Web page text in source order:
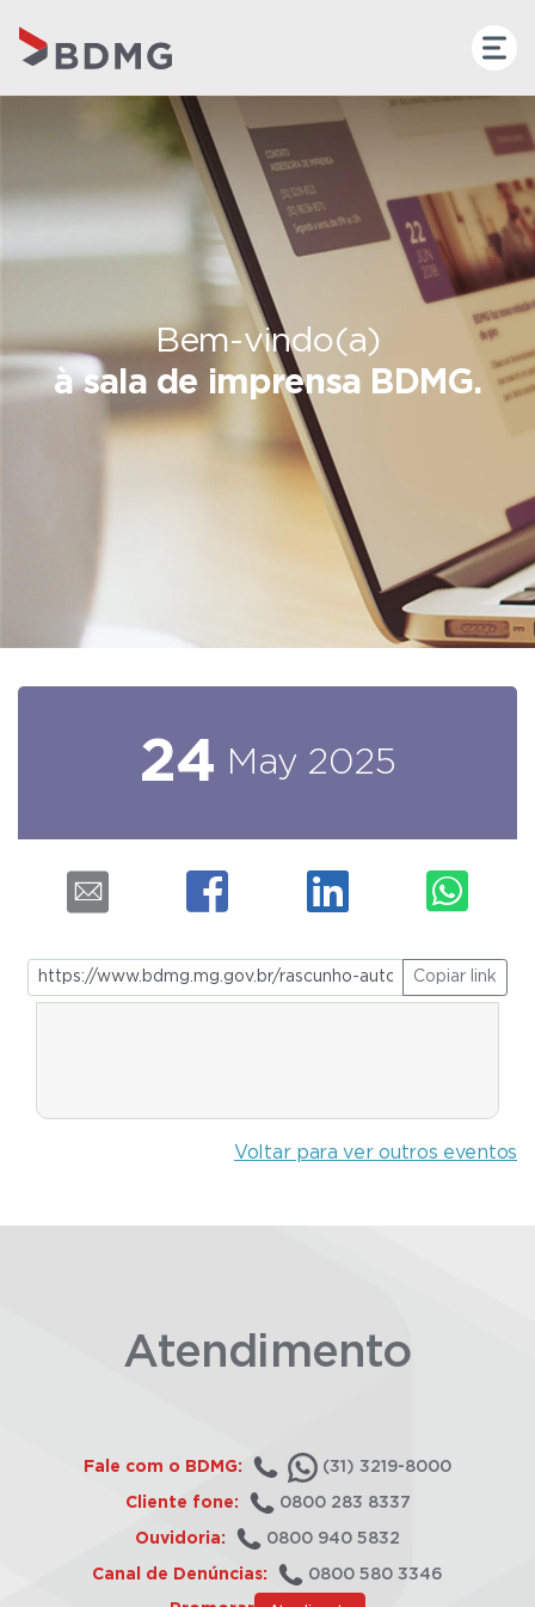
Bem-vindo(a)
à sala de imprensa BDMG.
24 May 2025
Copiar link
Voltar para ver outros eventos
Atendimento
Fale com o BDMG: (31) 3219-8000
Cliente fone: 0800 283 8337
Ouvidoria: 0800 940 5832
Canal de Denúncias: 0800 580 3346